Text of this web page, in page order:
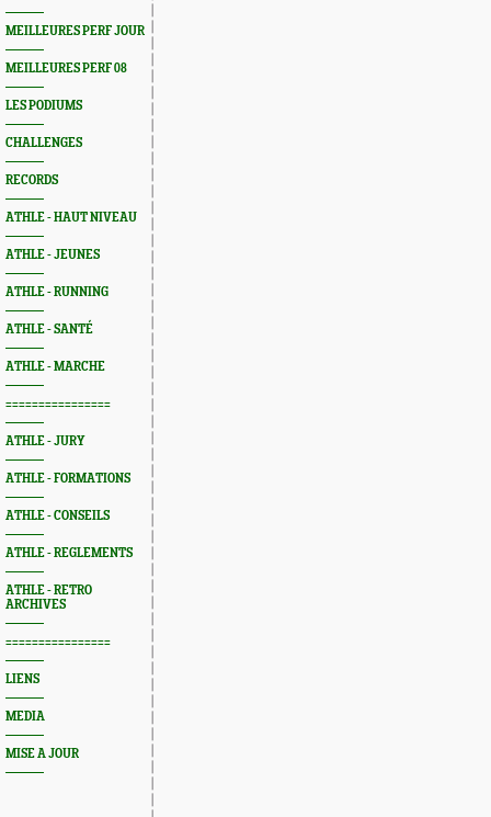
MEILLEURES PERF JOUR
MEILLEURES PERF 08
LES PODIUMS
CHALLENGES
RECORDS
ATHLE - HAUT NIVEAU
ATHLE - JEUNES
ATHLE - RUNNING
ATHLE - SANTÉ
ATHLE - MARCHE
================
ATHLE - JURY
ATHLE - FORMATIONS
ATHLE - CONSEILS
ATHLE - REGLEMENTS
ATHLE - RETRO
ARCHIVES
================
LIENS
MEDIA
MISE A JOUR